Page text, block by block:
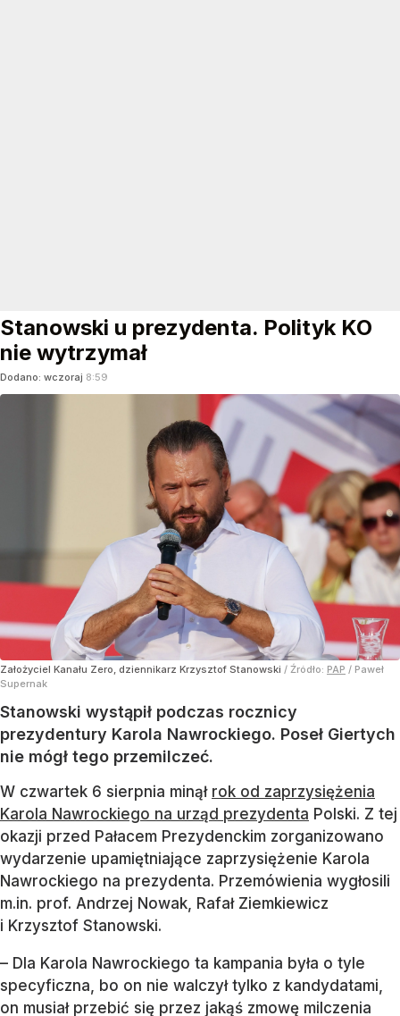
Stanowski u prezydenta. Polityk KO
nie wytrzymał
Dodano: wczoraj 8:59
Założyciel Kanału Zero, dziennikarz Krzysztof Stanowski / Źródło: PAP / Paweł
Supernak
Stanowski wystąpił podczas rocznicy
prezydentury Karola Nawrockiego. Poseł Giertych
nie mógł tego przemilczeć.
W czwartek 6 sierpnia minął rok od zaprzysiężenia
Karola Nawrockiego na urząd prezydenta Polski. Z tej
okazji przed Pałacem Prezydenckim zorganizowano
wydarzenie upamiętniające zaprzysiężenie Karola
Nawrockiego na prezydenta. Przemówienia wygłosili
m.in. prof. Andrzej Nowak, Rafał Ziemkiewicz
i Krzysztof Stanowski.
– Dla Karola Nawrockiego ta kampania była o tyle
specyficzna, bo on nie walczył tylko z kandydatami,
on musiał przebić się przez jakąś zmowę milczenia